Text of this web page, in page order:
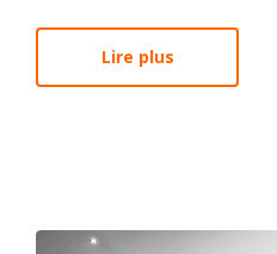
Lire plus